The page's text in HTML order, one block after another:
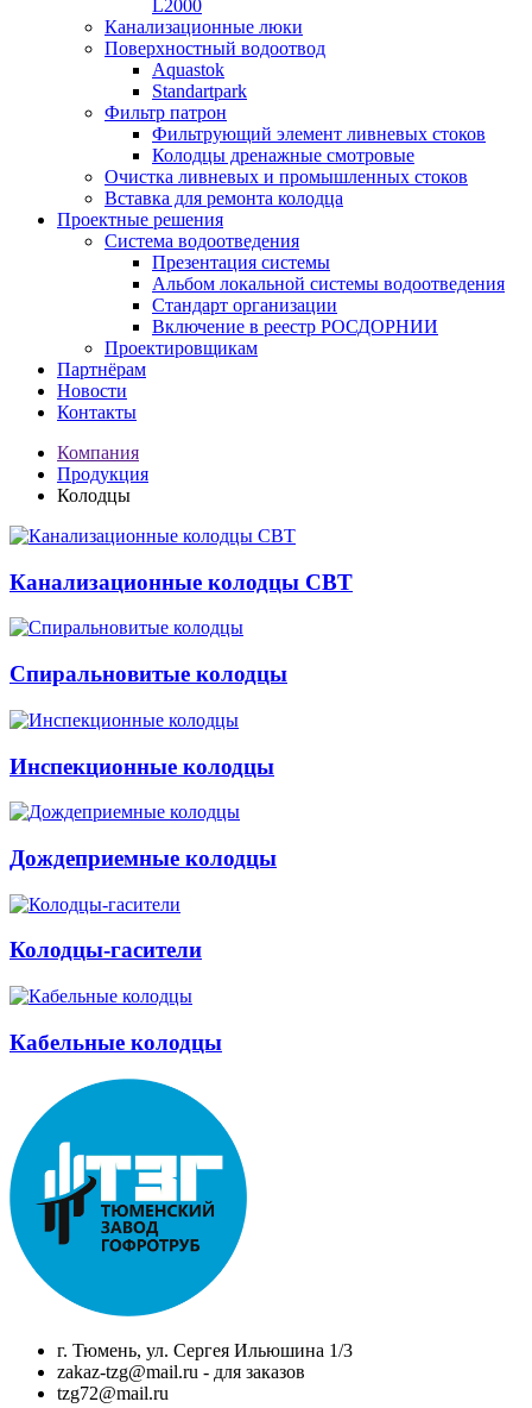
L2000
Канализационные люки
Поверхностный водоотвод
Aquastok
Standartpark
Фильтр патрон
Фильтрующий элемент ливневых стоков
Колодцы дренажные смотровые
Очистка ливневых и промышленных стоков
Вставка для ремонта колодца
Проектные решения
Система водоотведения
Презентация системы
Альбом локальной системы водоотведения
Стандарт организации
Включение в реестр РОСДОРНИИ
Проектировщикам
Партнёрам
Новости
Контакты
Компания
Продукция
Колодцы
Канализационные колодцы СВТ
Спиральновитые колодцы
Инспекционные колодцы
Дождеприемные колодцы
Колодцы-гасители
Кабельные колодцы
г. Тюмень, ул. Сергея Ильюшина 1/3
zakaz-tzg@mail.ru - для заказов
tzg72@mail.ru